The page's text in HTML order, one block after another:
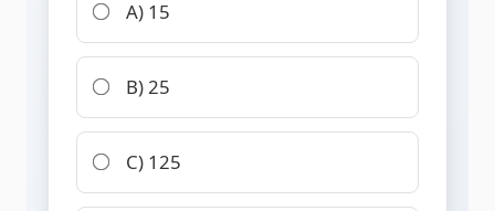
A) 15
B) 25
C) 125